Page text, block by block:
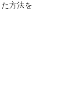
方法を